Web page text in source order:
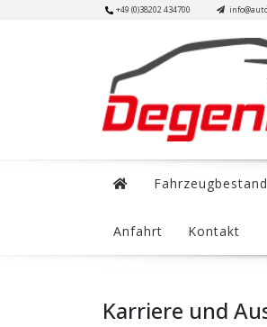
+49 (0)38202 434700
Fahrzeugbestand
Anfahrt Kontakt
Karriere und